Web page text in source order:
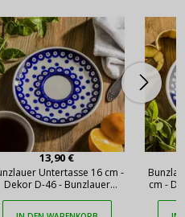
13,90 €
Untertasse 16 cm -
Dekor D-46 - Bunzlauer
cm -